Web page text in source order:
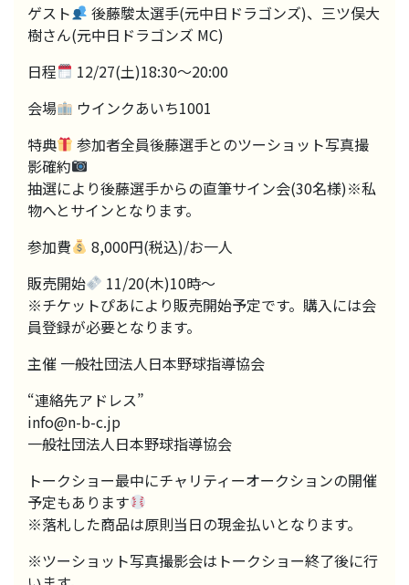
ゲスト
後藤駿太選手(元中日ドラゴンズ)、三ツ俣大
樹さん(元中日ドラゴンズ MC)
日程
12/27(土)18:30〜20:00
会場
ウインクあいち1001
特典
参加者全員後藤選手とのツーショット写真撮
影確約
抽選により後藤選手からの直筆サイン会(30名様)※私
物へとサインとなります。
参加費
8,000円(税込)/お一人
販売開始
11/20(木)10時〜
※チケットぴあにより販売開始予定です。購入には会
員登録が必要となります。
主催 一般社団法人日本野球指導協会
“連絡先アドレス”
info@n-b-c.jp
一般社団法人日本野球指導協会
トークショー最中にチャリティーオークションの開催
予定もあります
※落札した商品は原則当日の現金払いとなります。
※ツーショット写真撮影会はトークショー終了後に行